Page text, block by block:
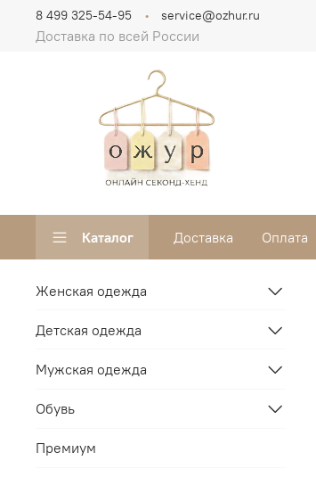
Доставка по всей России
8 499 325-54-95 service@ozhur.ru
Каталог Доставка Оплата
Женская одежда
Детская одежда
Мужская одежда
Обувь
Премиум